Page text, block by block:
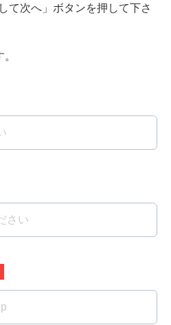
て次へ」ボタンを押して下さ